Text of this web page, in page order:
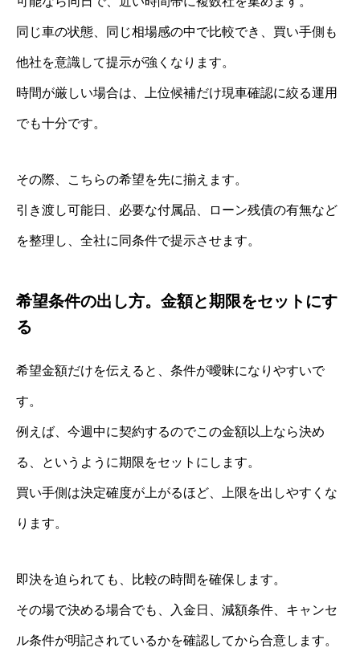
同じ車の状態、同じ相場感の中で比較でき、買い手側も
他社を意識して提示が強くなります。
時間が厳しい場合は、上位候補だけ現車確認に絞る運用
でも十分です。
その際、こちらの希望を先に揃えます。
引き渡し可能日、必要な付属品、ローン残債の有無など
を整理し、全社に同条件で提示させます。
希望条件の出し方。金額と期限をセットにす
る
希望金額だけを伝えると、条件が曖昧になりやすいで
す。
例えば、今週中に契約するのでこの金額以上なら決め
る、というように期限をセットにします。
買い手側は決定確度が上がるほど、上限を出しやすくな
ります。
即決を迫られても、比較の時間を確保します。
その場で決める場合でも、入金日、減額条件、キャンセ
ル条件が明記されているかを確認してから合意します。